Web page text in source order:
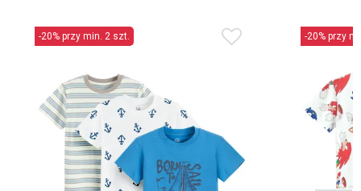
-20% przy min. 2 szt. -20% przy